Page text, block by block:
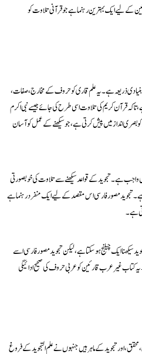
کے لیے ایک بہترین رہنما ہے جو قرآنی تلاوت کو
بنیادی ذریعہ ہے۔ یہ علم قاری کو حروف کے مخارج، صفات،
تاکہ قرآن کریم کی تلاوت اسی طرح کی جائے جیسے نبی اکرم
بصری انداز میں پیش کرتی ہے، جو سیکھنے کے عمل کو آسان
واجب ہے۔ تجوید کے قواعد سیکھنے سے تلاوت کی خوبصورتی
ہے۔ تجوید مصور فارسی اس مقصد کے لیے ایک منفرد رہنما ہے
ہے۔
ایک چیلنج ہو سکتا ہے، لیکن تجوید مصور فارسی اسے
کتاب غیر عرب قارئین کو عربی حروف کی صحیح ادائیگی
اور تجوید کے ماہر ہیں جنہوں نے علم التجوید کے فروغ